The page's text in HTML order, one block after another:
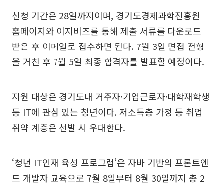
신청 기간은 28일까지이며, 경기도경제과학진흥원
홈페이지와 이지비즈를 통해 제출 서류를 다운로드
받은 후 이메일로 접수하면 된다. 7월 3일 면접 전형
을 거친 후 7월 5일 최종 합격자를 발표할 예정이다.
지원 대상은 경기도내 거주자·기업근로자·대학재학생
등 IT에 관심 있는 청년이다. 저소득층 가정 등 취업
취약 계층은 선발 시 우대한다.
‘청년 IT인재 육성 프로그램’은 자바 기반의 프론트엔
드 개발자 교육으로 7월 8일부터 8월 30일까지 총 2